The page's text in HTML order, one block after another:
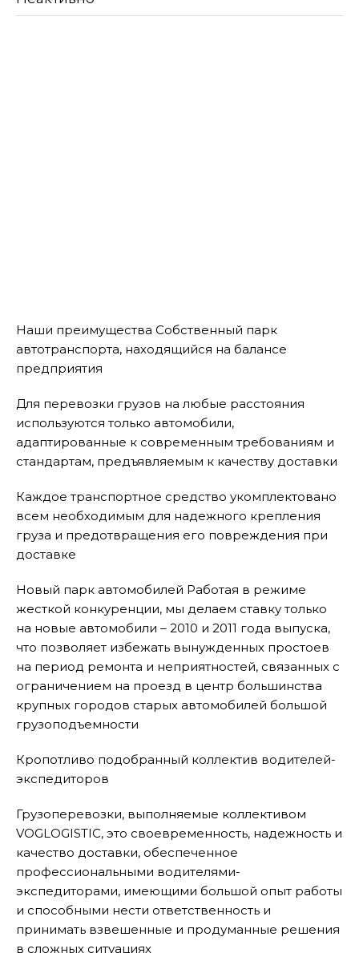
Наши преимущества Собственный парк
автотранспорта, находящийся на балансе
предприятия
Для перевозки грузов на любые расстояния
используются только автомобили,
адаптированные к современным требованиям и
стандартам, предъявляемым к качеству доставки
Каждое транспортное средство укомплектовано
всем необходимым для надежного крепления
груза и предотвращения его повреждения при
доставке
Новый парк автомобилей Работая в режиме
жесткой конкуренции, мы делаем ставку только
на новые автомобили – 2010 и 2011 года выпуска,
что позволяет избежать вынужденных простоев
на период ремонта и неприятностей, связанных с
ограничением на проезд в центр большинства
крупных городов старых автомобилей большой
грузоподъемности
Кропотливо подобранный коллектив водителей-
экспедиторов
Грузоперевозки, выполняемые коллективом
VOGLOGISTIC, это своевременность, надежность и
качество доставки, обеспеченное
профессиональными водителями-
экспедиторами, имеющими большой опыт работы
и способными нести ответственность и
принимать взвешенные и продуманные решения
в сложных ситуациях